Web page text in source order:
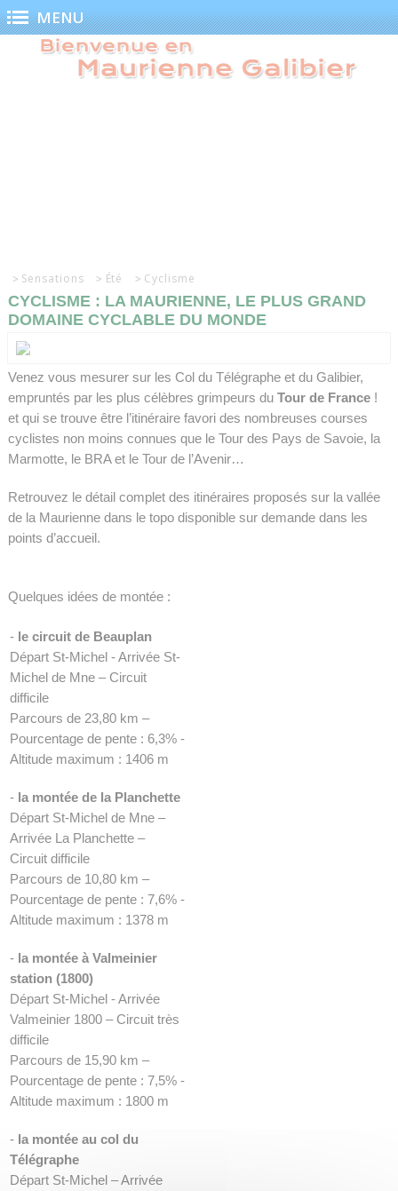
Panneau de gestion des cookies
MENU
Sensations Été Cyclisme
CYCLISME : LA MAURIENNE, LE PLUS GRAND
DOMAINE CYCLABLE DU MONDE
Venez vous mesurer sur les Col du Télégraphe et du Galibier,
empruntés par les plus célèbres grimpeurs duTour de France!
et qui se trouve être l’itinéraire favori des nombreuses courses
cyclistes non moins connues que le Tour des Pays de Savoie, la
Marmotte, le BRA et le Tour de l’Avenir…
Retrouvez le détail complet des itinéraires proposés sur la vallée
de la Maurienne dans le topo disponible sur demande dans les
points d’accueil.
Quelques idées de montée :
- le circuit de Beauplan
Départ St-Michel - Arrivée St-
Michel de Mne – Circuit
difficile
Parcours de 23,80 km –
Pourcentage de pente : 6,3% -
Altitude maximum : 1406 m
- la montée de la Planchette
Départ St-Michel de Mne –
Arrivée La Planchette –
Circuit difficile
Parcours de 10,80 km –
Pourcentage de pente : 7,6% -
Altitude maximum : 1378 m
- la montée à Valmeinier
station (1800)
Départ St-Michel - Arrivée
Valmeinier 1800 – Circuit très
difficile
Parcours de 15,90 km –
Pourcentage de pente : 7,5% -
Altitude maximum : 1800 m
- la montée au col du
Télégraphe
Départ St-Michel – Arrivée